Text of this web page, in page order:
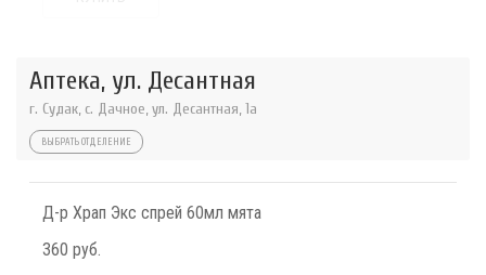
Аптека, ул. Десантная
г. Судак, с. Дачное, ул. Десантная, 1а
ВЫБРАТЬ ОТДЕЛЕНИЕ
Д-р Храп Экс спрей 60мл мята
360 руб.